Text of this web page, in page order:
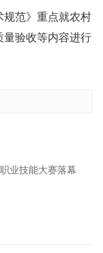
规范》重点就农村
量验收等内容进行
业技能大赛落幕